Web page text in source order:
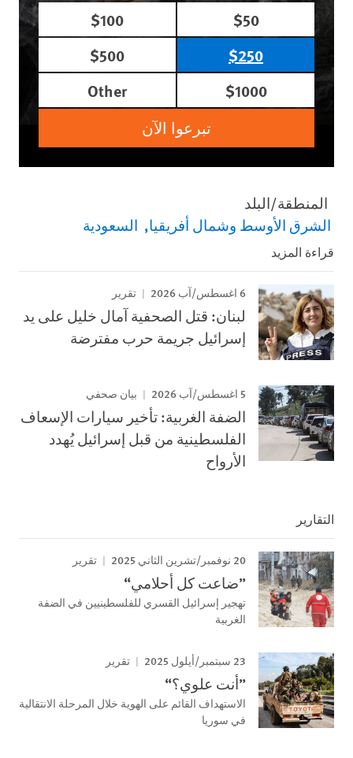
$50
$100
$250
$500
$1000
Other
تبرعوا الآن
المنطقة/البلد
الشرق الأوسط وشمال أفريقيا السعودية
قراءة المزيد
6 اغسطس/آب 2026 تقرير
لبنان: قتل الصحفية آمال خليل على يد
إسرائيل جريمة حرب مفترضة
5 اغسطس/آب 2026 بيان صحفي
الضفة الغربية: تأخير سيارات الإسعاف
الفلسطينية من قبل إسرائيل يُهدد
الأرواح
التقارير
20 نوفمبر/تشرين الثاني 2025 تقرير
”ضاعت كل أحلامي“
تهجير إسرائيل القسري للفلسطينيين في الضفة
الغربية
23 سبتمبر/أيلول 2025 تقرير
”أنت علوي؟“
الاستهداف القائم على الهوية خلال المرحلة الانتقالية
في سوريا